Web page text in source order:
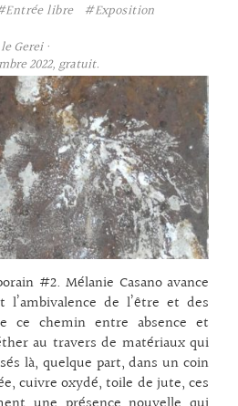
libre
#Exposition
Gerei ·
2022, gratuit.
#2. Mélanie Casano avance
de l’être et des
ce chemin entre absence et
au travers de matériaux qui
là, quelque part, dans un coin
cuivre oxydé, toile de jute, ces